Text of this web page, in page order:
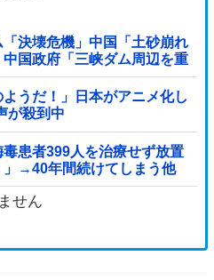
決壊危機」中国「土砂崩れ
国政府「三峡ダム周辺を重
国「現場封鎖！（空撮削
うだ！」日本がアニメ化し
が殺到中
毒患者399人を治療せず放置
」→40年間続けてしまう他
せん